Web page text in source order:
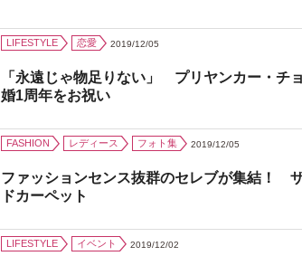
LIFESTYLE 恋愛 2019/12/05
「永遠じゃ物足りない」 プリヤンカー・チ
婚1周年をお祝い
FASHION レディース フォト集 2019/12/05
ファッションセンス抜群のセレブが集結！
ドカーペット
LIFESTYLE イベント 2019/12/02